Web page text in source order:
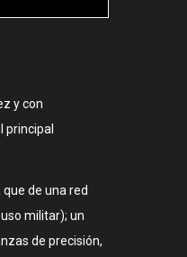
y con
principal
de una red
militar); un
de precisión,